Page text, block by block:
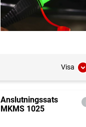
Visa
Anslutningssats
MKMS 1025